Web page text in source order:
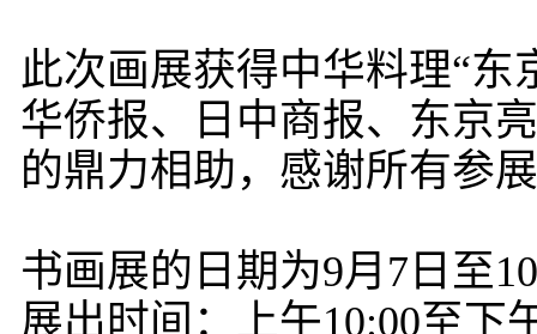
此次画展获得中华料理“东
华侨报、日中商报、东京
的鼎力相助，感谢所有参
书画展的日期为9月7日至
展出时间：上午10:00至下